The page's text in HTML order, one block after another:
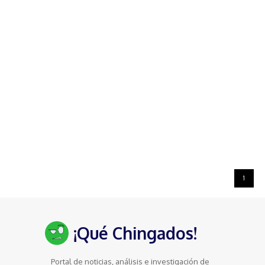
1
¡Qué Chingados!
Portal de noticias, análisis e investigación de